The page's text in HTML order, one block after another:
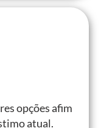
opções afim
atual.